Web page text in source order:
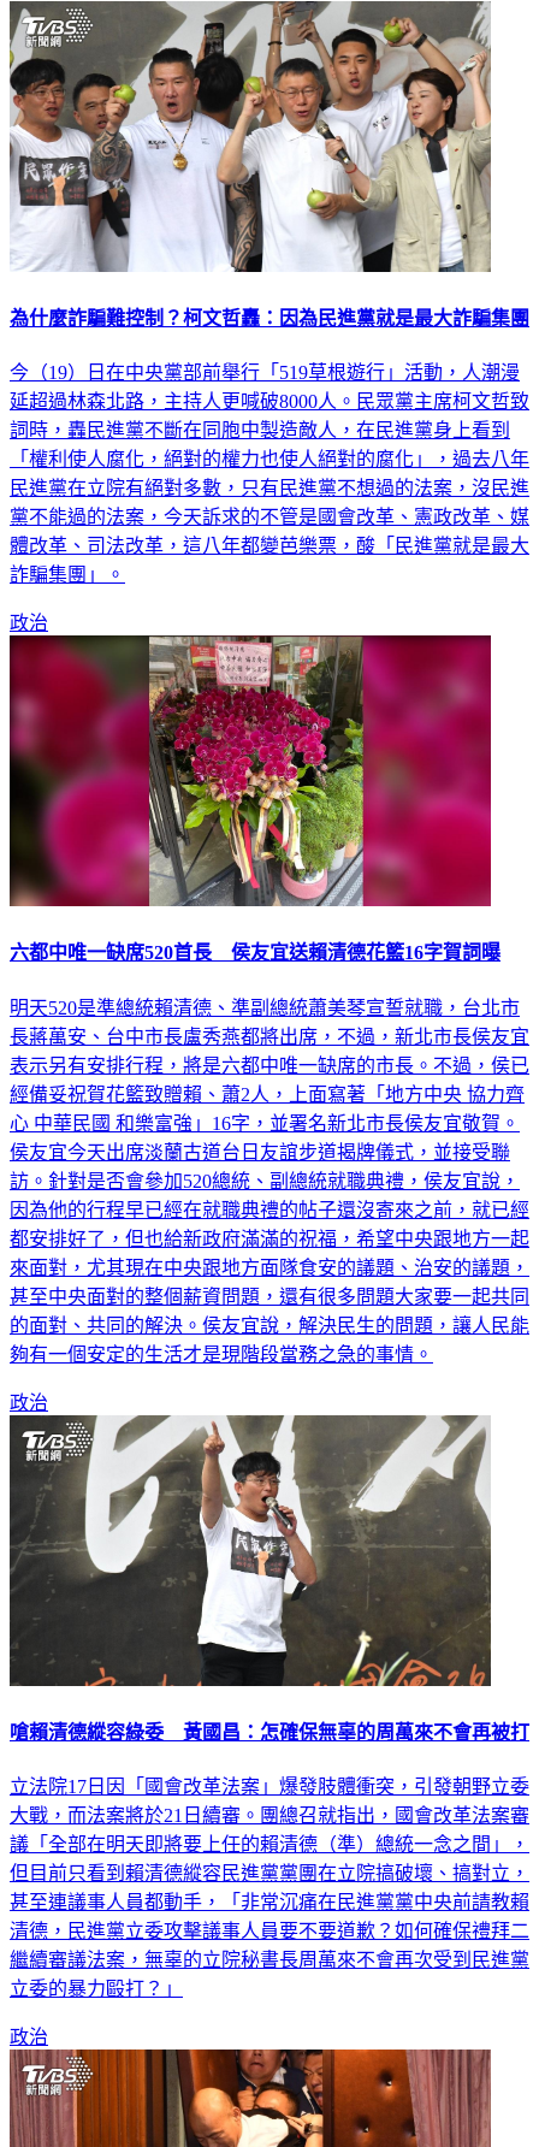
為什麼詐騙難控制？柯文哲轟：因為民進黨就是最大詐騙集團
今（19）日在中央黨部前舉行「519草根遊行」活動，人潮漫
延超過林森北路，主持人更喊破8000人。民眾黨主席柯文哲致
詞時，轟民進黨不斷在同胞中製造敵人，在民進黨身上看到
「權利使人腐化，絕對的權力也使人絕對的腐化」，過去八年
民進黨在立院有絕對多數，只有民進黨不想過的法案，沒民進
黨不能過的法案，今天訴求的不管是國會改革、憲政改革、媒
體改革、司法改革，這八年都變芭樂票，酸「民進黨就是最大
詐騙集團」。
政治
六都中唯一缺席520首長 侯友宜送賴清德花籃16字賀詞曝
明天520是準總統賴清德、準副總統蕭美琴宣誓就職，台北市
長蔣萬安、台中市長盧秀燕都將出席，不過，新北市長侯友宜
表示另有安排行程，將是六都中唯一缺席的市長。不過，侯已
經備妥祝賀花籃致贈賴、蕭2人，上面寫著「地方中央 協力齊
心 中華民國 和樂富強」16字，並署名新北市長侯友宜敬賀。
侯友宜今天出席淡蘭古道台日友誼步道揭牌儀式，並接受聯
訪。針對是否會參加520總統、副總統就職典禮，侯友宜說，
因為他的行程早已經在就職典禮的帖子還沒寄來之前，就已經
都安排好了，但也給新政府滿滿的祝福，希望中央跟地方一起
來面對，尤其現在中央跟地方面隊食安的議題、治安的議題，
甚至中央面對的整個薪資問題，還有很多問題大家要一起共同
的面對、共同的解決。侯友宜說，解決民生的問題，讓人民能
夠有一個安定的生活才是現階段當務之急的事情。
政治
嗆賴清德縱容綠委 黃國昌：怎確保無辜的周萬來不會再被打
立法院17日因「國會改革法案」爆發肢體衝突，引發朝野立委
大戰，而法案將於21日續審。團總召就指出，國會改革法案審
議「全部在明天即將要上任的賴清德（準）總統一念之間」，
但目前只看到賴清德縱容民進黨黨團在立院搞破壞、搞對立，
甚至連議事人員都動手，「非常沉痛在民進黨黨中央前請教賴
清德，民進黨立委攻擊議事人員要不要道歉？如何確保禮拜二
繼續審議法案，無辜的立院秘書長周萬來不會再次受到民進黨
立委的暴力毆打？」
政治